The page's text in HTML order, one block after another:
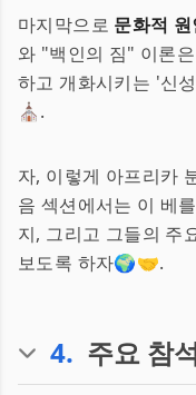
마지막으로 문화적 원
와 "백인의 짐" 이론
하고 개화시키는 '신
⛪️.
자, 이렇게 아프리카
음 섹션에서는 이 베
지, 그리고 그들의 주
보도록 하자🌍🤝.
4. 주요 참